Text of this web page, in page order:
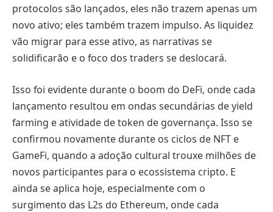
protocolos são lançados, eles não trazem apenas um
novo ativo; eles também trazem impulso. As liquidez
vão migrar para esse ativo, as narrativas se
solidificarão e o foco dos traders se deslocará.
Isso foi evidente durante o boom do DeFi, onde cada
lançamento resultou em ondas secundárias de yield
farming e atividade de token de governança. Isso se
confirmou novamente durante os ciclos de NFT e
GameFi, quando a adoção cultural trouxe milhões de
novos participantes para o ecossistema cripto. E
ainda se aplica hoje, especialmente com o
surgimento das L2s do Ethereum, onde cada